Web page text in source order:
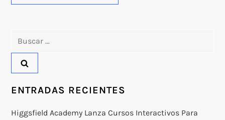
ENTRADAS RECIENTES
Higgsfield Academy Lanza Cursos Interactivos Para